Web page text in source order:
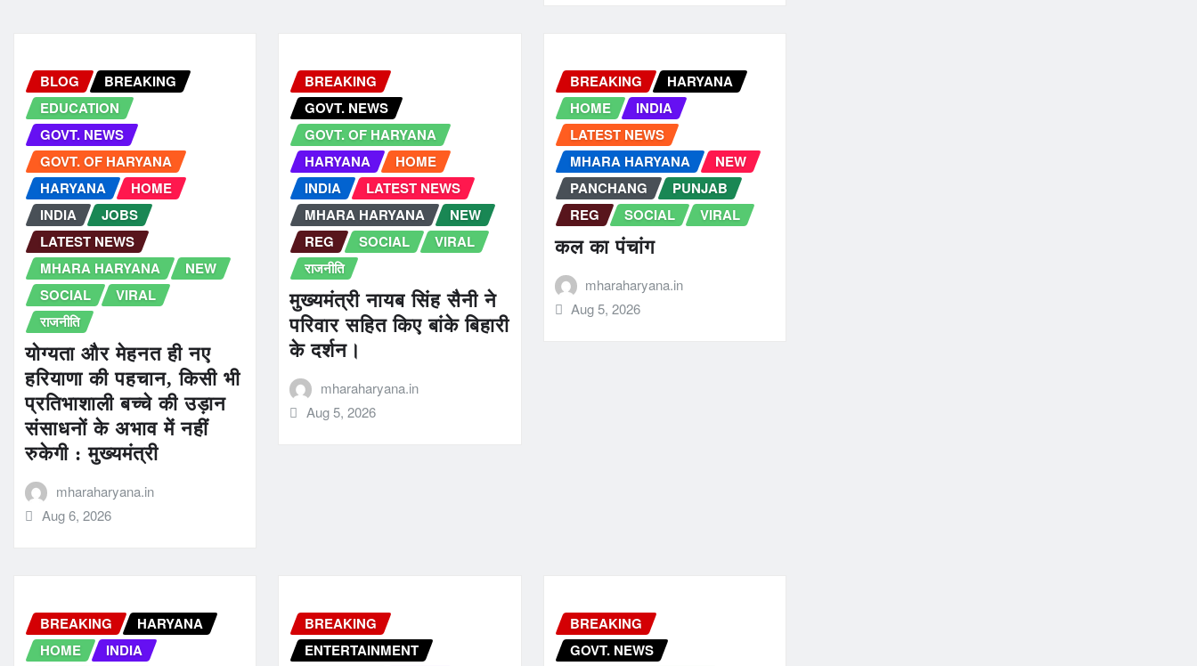
BLOG
BREAKING
EDUCATION
GOVT. NEWS
GOVT. OF HARYANA
HARYANA
HOME
INDIA
JOBS
LATEST NEWS
MHARA HARYANA
NEW
SOCIAL
VIRAL
राजनीति
योग्यता और मेहनत ही नए
हरियाणा की पहचान, किसी भी
प्रतिभाशाली बच्चे की उड़ान
संसाधनों के अभाव में नहीं
रुकेगी : मुख्यमंत्री
mharaharyana.in
Aug 6, 2026
BREAKING
GOVT. NEWS
GOVT. OF HARYANA
HARYANA
HOME
INDIA
LATEST NEWS
MHARA HARYANA
NEW
REG
SOCIAL
VIRAL
राजनीति
मुख्यमंत्री नायब सिंह सैनी ने
परिवार सहित किए बांके बिहारी
के दर्शन।
mharaharyana.in
Aug 5, 2026
BREAKING
HARYANA
HOME
INDIA
LATEST NEWS
MHARA HARYANA
NEW
PANCHANG
PUNJAB
REG
SOCIAL VIRAL
कल का पंचांग
mharaharyana.in
Aug 5, 2026
BREAKING
HARYANA
HOME
INDIA
BREAKING
ENTERTAINMENT
BREAKING
GOVT. NEWS